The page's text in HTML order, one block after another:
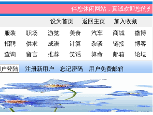
伴您休闲网站，真诚欢迎您的
设为首页 返回主页
加入收藏
服装 职场 游览 美食 汽车 商城
微博
招聘 供求 成语 计算 杂谈 链接
博客
查询 留言 推荐 笑话 算命 邮箱 论坛
注册新用户 忘记密码 用户免费邮箱